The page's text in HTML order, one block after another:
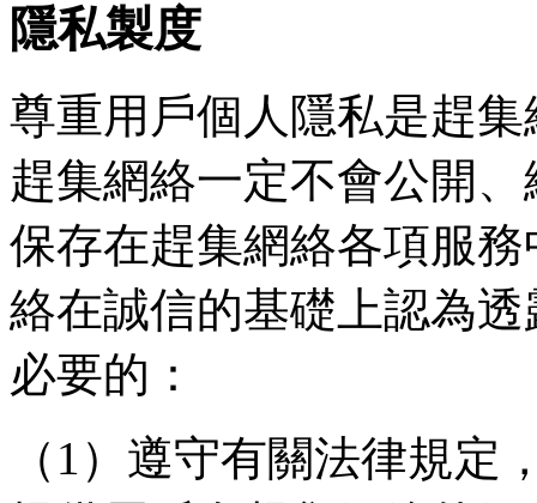
隱私製度
尊重用戶個人隱私是趕
趕集網絡一定不會公開
保存在趕集網絡各項服
絡在誠信的基礎上認為
必要的：
（1）遵守有關法律規